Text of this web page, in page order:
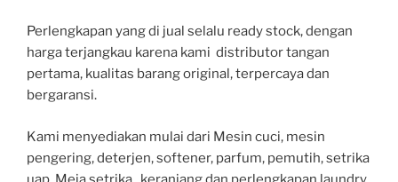
Perlengkapan yang di jual selalu ready stock, dengan
harga terjangkau karena kami distributor tangan
pertama, kualitas barang original, terpercaya dan
bergaransi.
Kami menyediakan mulai dari Mesin cuci, mesin
pengering, deterjen, softener, parfum, pemutih, setrika